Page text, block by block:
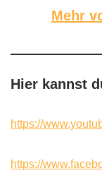
Mehr
Hier kannst
https://
https://